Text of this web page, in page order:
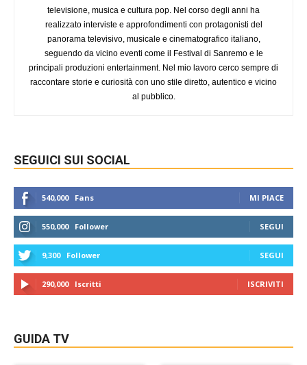
televisione, musica e cultura pop. Nel corso degli anni ha
realizzato interviste e approfondimenti con protagonisti del
panorama televisivo, musicale e cinematografico italiano,
seguendo da vicino eventi come il Festival di Sanremo e le
principali produzioni entertainment. Nel mio lavoro cerco sempre di
raccontare storie e curiosità con uno stile diretto, autentico e vicino
al pubblico.
SEGUICI SUI SOCIAL
540,000 Fans MI PIACE
550,000 Follower SEGUI
9,300 Follower SEGUI
290,000 Iscritti ISCRIVITI
GUIDA TV